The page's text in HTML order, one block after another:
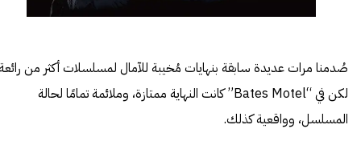
صُدمنا مرات عديدة سابقة بنهايات مُخيبة للآمال لمسلسلات أكثر من
لكن في “Bates Motel” كانت النهاية ممتازة، وملائمة تمامًا لحالة
المسلسل، وواقعية كذلك.